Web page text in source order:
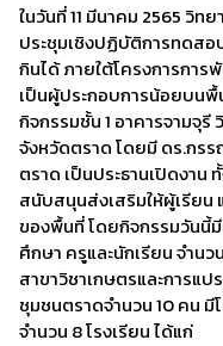
ในวันที่ 11 มีนาคม 2565 วิท
ประชุมเชิงปฏิบัติการทดส
กินได้ ภายใต้โครงการกา
เป็นผู้ประกอบการน้อยบ
กิจกรรมชั้น 1 อาคารจามจุ
จังหวัดตราด โดยมี ดร.กร
ตราด เป็นประธานเปิดงาน
สนับสนุนส่งเสริมให้ผู้เรียน
ของพื้นที่ โดยกิจกรรมวันนี้
ศึกษา ครูและนักเรียน จำน
สาขาวิชาเกษตรและการแ
ชุมชนตราดจำนวน 10 คน
จำนวน 8 โรงเรียน ได้แก่